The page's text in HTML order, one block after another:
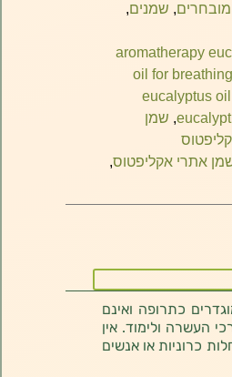
, שמנים,
aromatherapy
oil for
eucalyptus
, שמן
אתרי אקליפטוס,
כתרופה ואינם
העשרה ולימוד. אין
כרוניות או אנשים